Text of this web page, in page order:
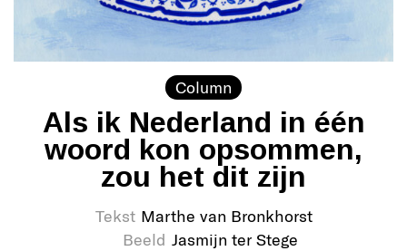
Column
Als ik Nederland in één
woord kon opsommen,
zou het dit zijn
Tekst Marthe van Bronkhorst
Beeld Jasmijn ter Stege